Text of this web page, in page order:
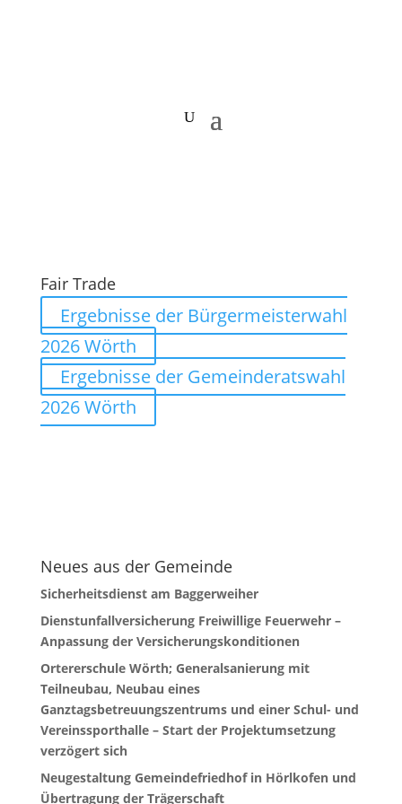
Fair Trade
Ergebnisse der Bürgermeisterwahl
2026 Wörth
Ergebnisse der Gemeinderatswahl
2026 Wörth
Neues aus der Gemeinde
Sicherheitsdienst am Baggerweiher
Dienstunfallversicherung Freiwillige Feuerwehr –
Anpassung der Versicherungskonditionen
Ortererschule Wörth; Generalsanierung mit
Teilneubau, Neubau eines
Ganztagsbetreuungszentrums und einer Schul- und
Vereinssporthalle – Start der Projektumsetzung
verzögert sich
Neugestaltung Gemeindefriedhof in Hörlkofen und
Übertragung der Trägerschaft